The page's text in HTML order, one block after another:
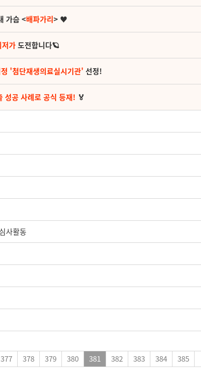
가슴 <배파가리> ♥
가도전합니다🪐
'첨단재생의료실시기관' 선정!
성공 사례로 공식 등재! 🏅
사활동
377 378 379 380 381 382 383 384 385